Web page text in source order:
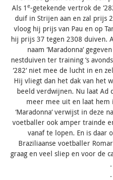
Als 1 e-getekende vertrok de
duif in Strijen aan en zal prijs
vloog hij prijs van Pau en op
hij prijs 37 tegen 2308 duiven.
naam ‘Maradonna‘
nestduiven ter training ‘s
‘282‘ niet mee de lucht in en
Hij vliegt dan het dak van het
beeld verdwijnen. Nu laat Ad
meer mee uit en laat hem
‘Maradonna‘ verwijst in deze
voetballer ook amper trainde
vanaf te lopen. En is daar
Braziliaanse voetballer
graag en veel sliep en voor de
.
.